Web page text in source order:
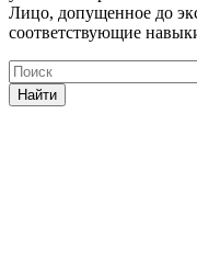
Лицо, допущенное до
соответствующие
Найти